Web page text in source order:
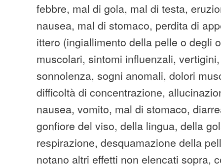
febbre, mal di gola, mal di testa,
nausea, mal di stomaco, perdita di
ittero (ingiallimento della pelle o degli
muscolari, sintomi influenzali,
sonnolenza, sogni anomali, dolori
difficoltà di concentrazione,
nausea, vomito, mal di stomaco,
gonfiore del viso, della lingua, della
respirazione, desquamazione della
notano altri effetti non elencati sopra,